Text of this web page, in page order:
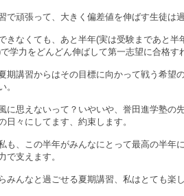
で頑張って、大きく偏差値を伸ばす生徒は
きなくても、あと半年(実は受験まであと半
で学力をどんどん伸ばして第一志望に合格す
期講習からはその目標に向かって戦う希望
。
に思えないって？いやいや、誉田進学塾の
日々にしてます、約束します。
も、この半年がみんなにとって最高の半年
で支えます。
みんなと過ごせる夏期講習、私はとても楽